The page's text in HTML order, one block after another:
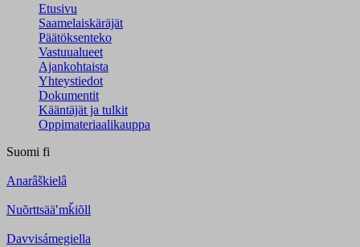
Etusivu
Saamelaiskäräjät
Päätöksenteko
Vastuualueet
Ajankohtaista
Yhteystiedot
Dokumentit
Kääntäjät ja tulkit
Oppimateriaalikauppa
Suomi fi
Anarâškielâ
Nuõrttsääʹmǩiõll
Davvisámegiella